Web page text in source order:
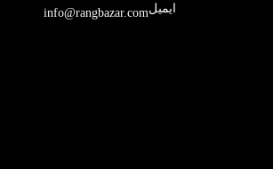
ایمیلinfo@rangbazar.com